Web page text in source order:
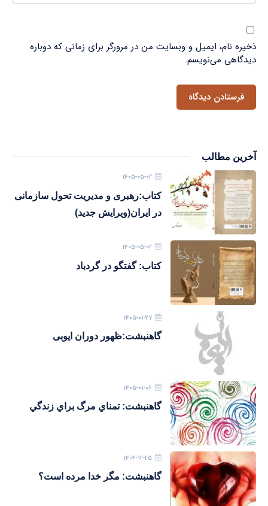
ذخیره نام، ایمیل و وبسایت من در مرورگر برای زمانی که دوباره
دیدگاهی می‌نویسم.
آخرین مطالب
۱۴۰۵-۰۵-۰۲
کتاب:رهبری و مدیریت تحول سازمانی
در ایران(ویرایش جدید)
۱۴۰۵-۰۵-۰۲
کتاب: گفتگو در گردباد
۱۴۰۵-۰۱-۲۷
گاهنبشت:ظهور دوران ايوبی
۱۴۰۵-۰۱-۰۶
گاهنبشت: تمناي مرگ براي زندگي
۱۴۰۴-۱۲-۲۵
گاهنبشت: مگر خدا مرده است؟